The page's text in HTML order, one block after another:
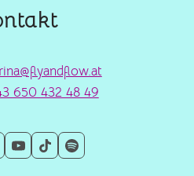
650 432 48 49